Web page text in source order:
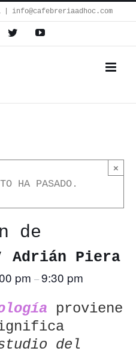
info@cafebreriaadhoc.com
TwitterYouTube
×
HA PASADO.
de
Adrián Piera
pm –9:30 pm
proviene
del